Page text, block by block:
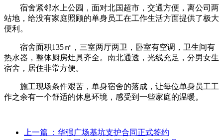
宿舍紧邻水上公园，面对北国超市，交通方便，离公司两
站地，给没有家庭照顾的单身员工在工作生活方面提供了极大
便利。
宿舍面积135㎡，三室两厅两卫，卧室有空调，卫生间有
热水器，整体厨房灶具齐全。南北通透，光线充足，分男女生
宿舍，居住非常方便。
施工现场条件艰苦，单身宿舍的落成，让每位单身员工工
作之余有一个舒适的休息环境，感受到一些家庭的温暖。
上一篇
：华强广场基坑支护合同正式签约